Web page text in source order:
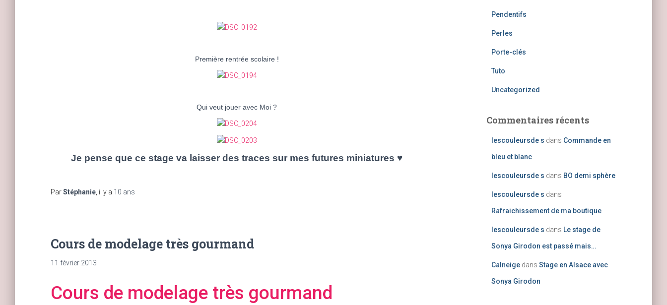
Première rentrée scolaire !
Qui veut jouer avec Moi ?
Je pense que ce stage va laisser des traces sur mes futures miniatures ♥
ParStéphanie , il y a 10 ans
Cours de modelage très gourmand
11 février 2013
Cours de modelage très gourmand
Pendentifs
Perles
Porte-clés
Tuto
Uncategorized
Commentaires récents
lescouleursde s dans Commande en
bleu et blanc
lescouleursde s dans BO demi sphère
lescouleursde s dans
Rafraichissement de ma boutique
lescouleursde s dans Le stage de
Sonya Girodon est passé mais…
Calneigedans Stage en Alsace avec
Sonya Girodon